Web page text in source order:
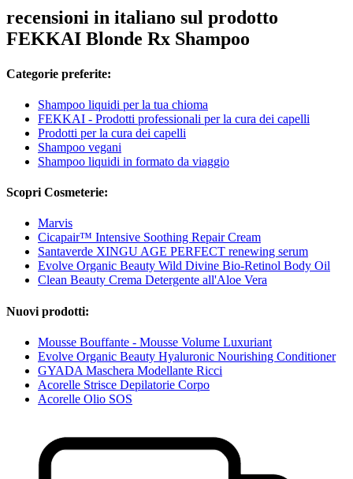
recensioni in italiano sul prodotto
FEKKAI Blonde Rx Shampoo
Categorie preferite:
Shampoo liquidi per la tua chioma
FEKKAI - Prodotti professionali per la cura dei capelli
Prodotti per la cura dei capelli
Shampoo vegani
Shampoo liquidi in formato da viaggio
Scopri Cosmeterie:
Marvis
Cicapair™ Intensive Soothing Repair Cream
Santaverde XINGU AGE PERFECT renewing serum
Evolve Organic Beauty Wild Divine Bio-Retinol Body Oil
Clean Beauty Crema Detergente all'Aloe Vera
Nuovi prodotti:
Mousse Bouffante - Mousse Volume Luxuriant
Evolve Organic Beauty Hyaluronic Nourishing Conditioner
GYADA Maschera Modellante Ricci
Acorelle Strisce Depilatorie Corpo
Acorelle Olio SOS